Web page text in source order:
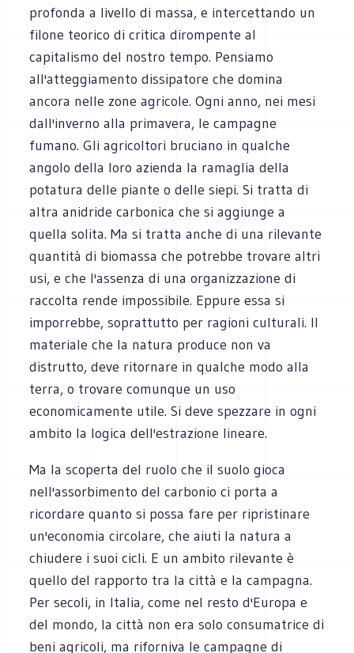
profonda a livello di massa, e intercettando un
filone teorico di critica dirompente al
capitalismo del nostro tempo. Pensiamo
all'atteggiamento dissipatore che domina
ancora nelle zone agricole. Ogni anno, nei mesi
dall'inverno alla primavera, le campagne
fumano. Gli agricoltori bruciano in qualche
angolo della loro azienda la ramaglia della
potatura delle piante o delle siepi. Si tratta di
altra anidride carbonica che si aggiunge a
quella solita. Ma si tratta anche di una rilevante
quantità di biomassa che potrebbe trovare altri
usi, e che l'assenza di una organizzazione di
raccolta rende impossibile. Eppure essa si
imporrebbe, soprattutto per ragioni culturali. Il
materiale che la natura produce non va
distrutto, deve ritornare in qualche modo alla
terra, o trovare comunque un uso
economicamente utile. Si deve spezzare in ogni
ambito la logica dell'estrazione lineare.
Ma la scoperta del ruolo che il suolo gioca
nell'assorbimento del carbonio ci porta a
ricordare quanto si possa fare per ripristinare
un'economia circolare, che aiuti la natura a
chiudere i suoi cicli. E un ambito rilevante è
quello del rapporto tra la città e la campagna.
Per secoli, in Italia, come nel resto d'Europa e
del mondo, la città non era solo consumatrice di
beni agricoli, ma riforniva le campagne di